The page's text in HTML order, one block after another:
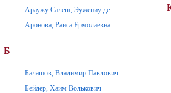
Араужу Салеш, Эужениу де
Аронова, Раиса Ермолаевна
Б
Балашов, Владимир Павлович
Бейдер, Хаим Волькович